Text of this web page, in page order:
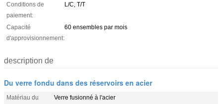
Conditions de
paiement:
L/C, T/T
Capacité
d'approvisionnement:
60 ensembles par mois
description de
Du verre fondu dans des réservoirs en acier
Matériau du
Verre fusionné à l'acier